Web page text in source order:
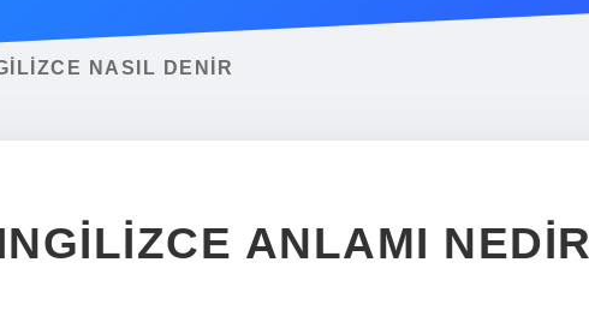
NASIL DENIR
ANLAMI NEDIR